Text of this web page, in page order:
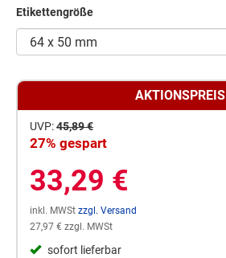
Etikettengröße
AKTIONSPREIS
UVP:45,89 €
27% gespart
33,29 €
inkl. MWSt zzgl. Versand
27,97 € zzgl. MWSt
sofort lieferbar